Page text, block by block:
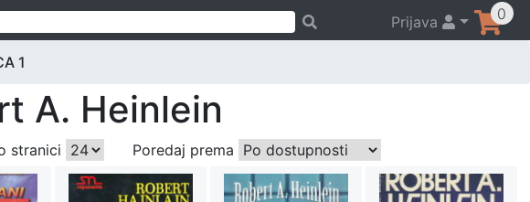
Prijava 0
1
A. Heinlein
stranici Poredaj prema